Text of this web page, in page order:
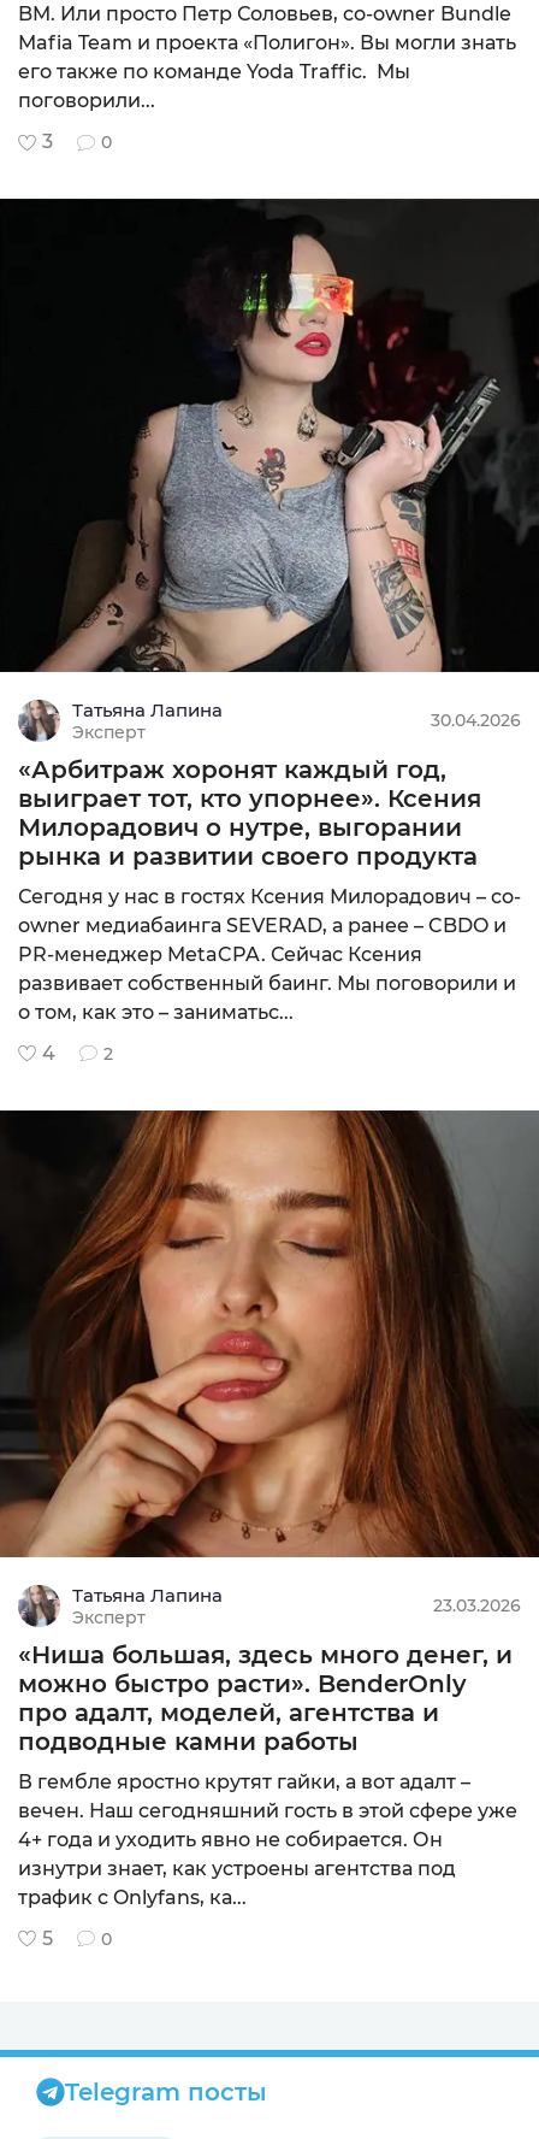
BM. Или просто Петр Соловьев, со-owner Bundle
Mafia Team и проекта «Полигон». Вы могли знать
его также по команде Yoda Traffic. Мы
поговорили...
3
0
Татьяна Лапина
Эксперт
30.04.2026
«Арбитраж хоронят каждый год,
выиграет тот, кто упорнее». Ксения
Милорадович о нутре, выгорании
рынка и развитии своего продукта
Сегодня у нас в гостях Ксения Милорадович – co-
owner медиабаинга SEVERAD, а ранее – CBDO и
PR-менеджер MetaCPA. Сейчас Ксения
развивает собственный баинг. Мы поговорили и
о том, как это – заниматьс...
4
2
Татьяна Лапина
Эксперт
23.03.2026
«Ниша большая, здесь много денег, и
можно быстро расти». BenderOnly
про адалт, моделей, агентства и
подводные камни работы
В гембле яростно крутят гайки, а вот адалт –
вечен. Наш сегодняшний гость в этой сфере уже
4+ года и уходить явно не собирается. Он
изнутри знает, как устроены агентства под
трафик с Onlyfans, ка...
5
0
Telegram посты